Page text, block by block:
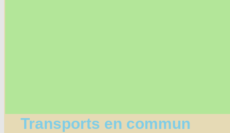
Transports en commun